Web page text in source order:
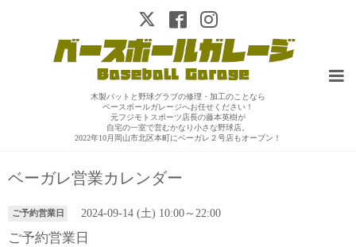
木製バットと野球グラブの修理・加工のことなら
ベースボールガレージへお任せください！
元フジモトスポーツ店長の藤本英樹が
自宅の一室で営むかなり小さな野球店。
2022年10月岡山市北区本町にベーガレ２号店もオープン！
ベーガレ営業カレンダー
ご予約営業日 2024-09-14 (土) 10:00～22:00
ご予約営業日